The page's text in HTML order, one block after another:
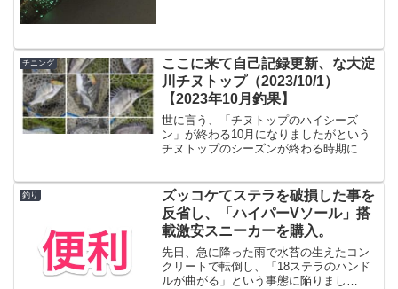
「グロー」の入ったルアーを...
チニング
ここに来て自己記録更新、な大淀
川チヌトップ（2023/10/1）
【2023年10月釣果】
世に言う、「チヌトップのハイシーズ
ン」が終わる10月になりましたがという
チヌトップのシーズンが終わる時期にな
る」というのはキビレの産卵時期とかで
数が減ってしまうとかそう...
釣り
ズッコケてステラを破損した事を
反省し、「ハイパーVソール」搭
載激安スニーカーを購入。
先日、急に降った雨で水苔の生えたコン
クリートで転倒し、「18ステラのハンド
ルが曲がる」という事態に陥りまし